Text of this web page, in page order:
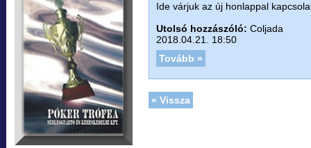
Ide várjuk az új honlappal
Utolsó hozzászóló: Coljada
2018.04.21. 18:50
Tovább »
« Vissza